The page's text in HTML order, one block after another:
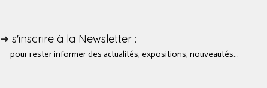
➜ ​s'inscrire à la Newsletter :
pour rester informer des actualités, expositions, nouveautés...